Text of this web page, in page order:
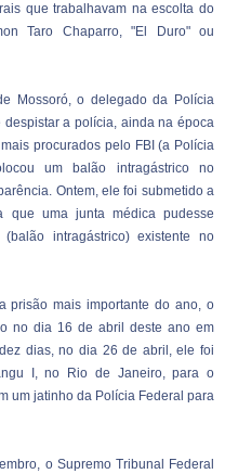
que trabalhavam na escolta do
Taro Chaparro, "El Duro" ou
Mossoró, o delegado da Polícia
despistar a polícia, ainda na época
procurados pelo FBI (a Polícia
um balão intragástrico no
Ontem, ele foi submetido a
que uma junta médica pudesse
intragástrico) existente no
prisão mais importante do ano, o
no dia 16 de abril deste ano em
dias, no dia 26 de abril, ele foi
I, no Rio de Janeiro, para o
um jatinho da Polícia Federal para
o Supremo Tribunal Federal